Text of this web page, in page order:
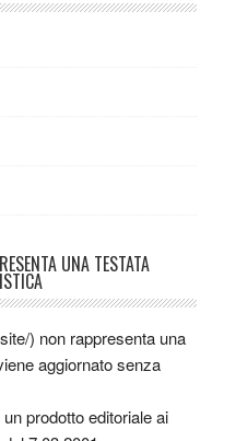
UNA TESTATA
) non rappresenta una
aggiornato senza
prodotto editoriale ai